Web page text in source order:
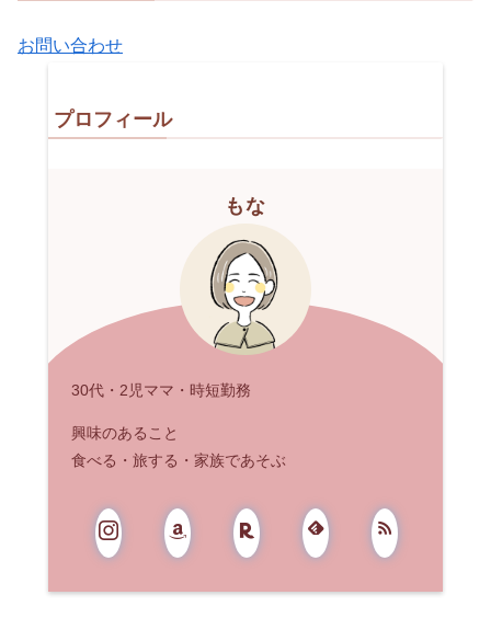
お問い合わせ
プロフィール
もな
30代・2児ママ・時短勤務
興味のあること
食べる・旅する・家族であそぶ